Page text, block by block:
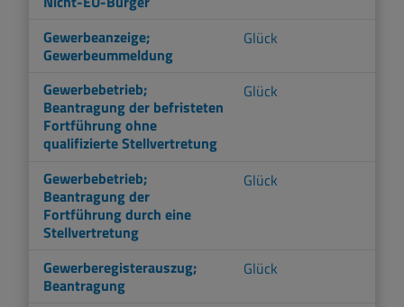
Gewerbeanzeige;
Gewerbeummeldung
Glück
Gewerbebetrieb;
Beantragung der befristeten
Fortführung ohne
qualifizierte Stellvertretung
Glück
Gewerbebetrieb;
Beantragung der
Fortführung durch eine
Stellvertretung
Glück
Gewerberegisterauszug;
Beantragung
Glück